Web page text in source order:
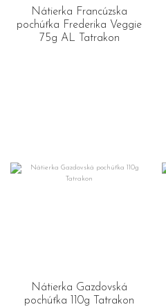
Nátierka Francúzska
pochúťka Frederika Veggie
75g AL Tatrakon
Nátierka Gazdovská
pochúťka 110g Tatrakon